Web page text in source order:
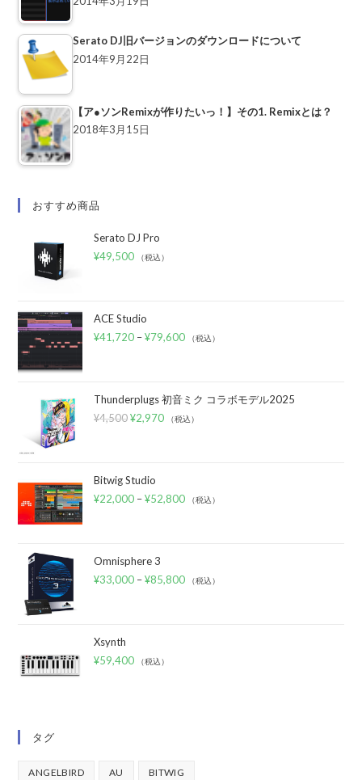
Serato DJ旧バージョンのダウンロードについて
2014年9月22日
【ア●ソンRemixが作りたいっ！】その1. Remixとは？
2018年3月15日
おすすめ商品
Serato DJ Pro
¥49,500 （税込）
ACE Studio
¥41,720 –¥79,600 （税込）
Thunderplugs 初音ミク コラボモデル2025
¥4,500 ¥2,970 （税込）
Bitwig Studio
¥22,000 –¥52,800 （税込）
Omnisphere 3
¥33,000 –¥85,800 （税込）
Xsynth
¥59,400 （税込）
タグ
ANGELBIRD AU BITWIG